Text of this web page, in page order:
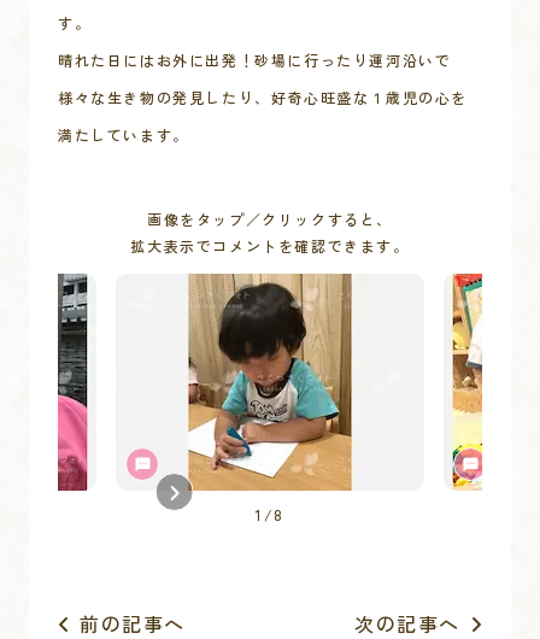
す。
晴れた日にはお外に出発！砂場に行ったり運河沿いで
様々な生き物の発見したり、好奇心旺盛な１歳児の心を
満たしています。
画像をタップ／クリックすると、
拡大表示でコメントを確認できます。
1 /8
前の記事へ
次の記事へ